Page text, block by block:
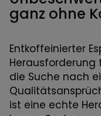
ganz ohne
Entkoffeinierter
Herausforderung
die Suche nach
ist eine echte